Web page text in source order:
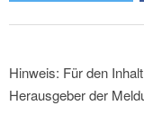
Hinweis: Für den
Herausgeber der